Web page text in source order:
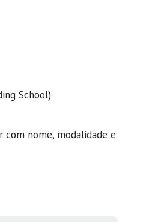
School)
com nome, modalidade e